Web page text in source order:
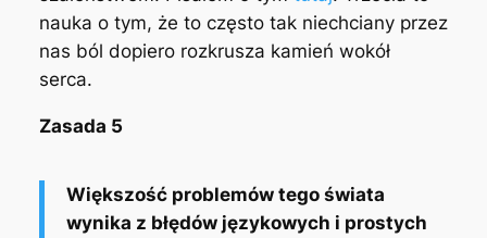
nauka o tym, że to często tak niechciany przez
nas ból dopiero rozkrusza kamień wokół
serca.
Zasada 5
Większość problemów tego świata
wynika z błędów językowych i prostych